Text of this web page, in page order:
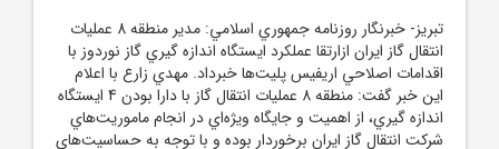
تبريز- خبرنگار روزنامه جمهوري اسلامي: مدير منطقه 8 عمليات
انتقال گاز ايران ازارتقا عملكرد ايستگاه اندازه گيري گاز نوردوز با
اقدامات اصلاحي اريفيس پليت‌ها خبرداد. مهدي زارع با اعلام
اين خبر گفت: منطقه 8 عمليات انتقال گاز با دارا بودن 4 ايستگاه
اندازه گيري، از اهميت و جايگاه ويژه‌اي در انجام ماموريت‌هاي
شركت انتقال گاز ايران برخوردار بوده و با توجه به حساسيت‌هاي